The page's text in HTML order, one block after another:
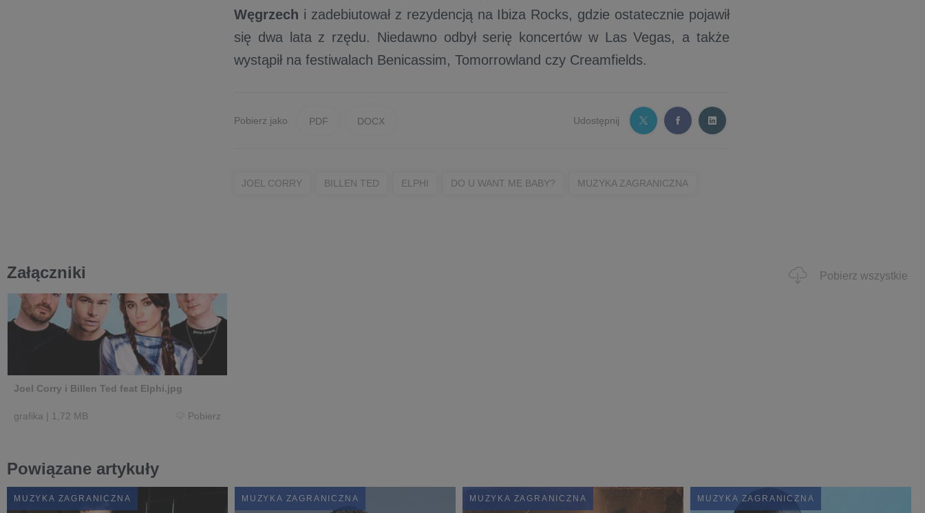
Węgrzech i zadebiutował z rezydencją na Ibiza Rocks, gdzie ostatecznie pojawił
się dwa lata z rzędu. Niedawno odbył serię koncertów w Las Vegas, a także
wystąpił na festiwalach Benicassim, Tomorrowland czy Creamfields.
Pobierz jako PDF DOCX Udostępnij
JOEL CORRY BILLEN TED ELPHI DO U WANT ME BABY? MUZYKA ZAGRANICZNA
Załączniki Pobierz wszystkie
Joel Corry i Billen Ted feat Elphi.jpg
grafika | 1,72 MB Pobierz
Powiązane artykuły
MUZYKA ZAGRANICZNA MUZYKA ZAGRANICZNA MUZYKA ZAGRANICZNA MUZYKA ZAGRANICZNA